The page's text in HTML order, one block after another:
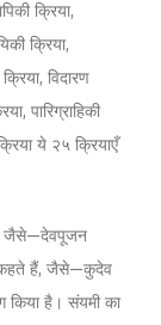
क्रिया,
क्रिया,
विदारण
पारिग्राहिकी
ये २५ क्रियाएँ
हैं जैसे—देवपूजन
कहते हैं, जैसे—कुदेव
किया है। संयमी का